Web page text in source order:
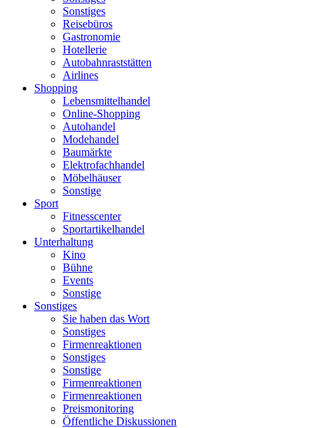
Sonstiges
Reisebüros
Gastronomie
Hotellerie
Autobahnraststätten
Airlines
Shopping
Lebensmittelhandel
Online-Shopping
Autohandel
Modehandel
Baumärkte
Elektrofachhandel
Möbelhäuser
Sonstige
Sport
Fitnesscenter
Sportartikelhandel
Unterhaltung
Kino
Bühne
Events
Sonstige
Sonstiges
Sie haben das Wort
Sonstiges
Firmenreaktionen
Sonstiges
Sonstige
Firmenreaktionen
Firmenreaktionen
Preismonitoring
Öffentliche Diskussionen